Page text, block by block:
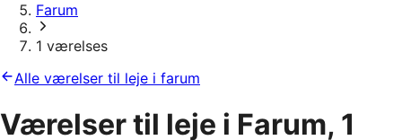
Farum
1 værelses
Alle værelser til leje i farum
Værelser til leje i Farum, 1